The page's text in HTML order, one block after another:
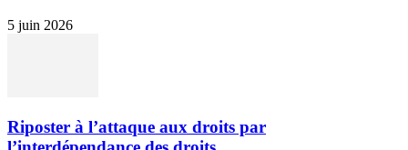
5 juin 2026
Riposter à l’attaque aux droits par